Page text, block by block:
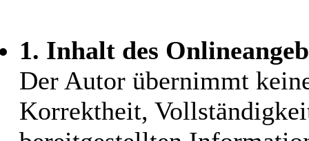
1. Inhalt des
Der Autor übernimmt
Korrektheit,